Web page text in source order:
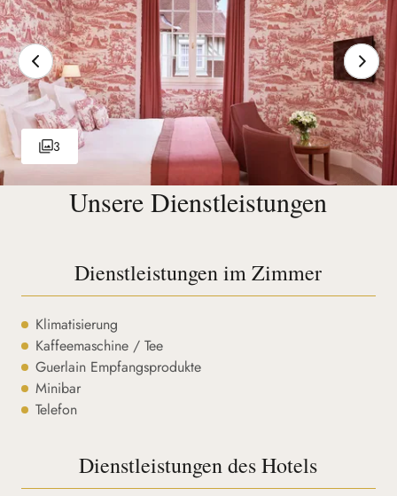
3
Unsere Dienstleistungen
Dienstleistungen im Zimmer
Klimatisierung
Kaffeemaschine / Tee
Guerlain Empfangsprodukte
Minibar
Telefon
Dienstleistungen des Hotels